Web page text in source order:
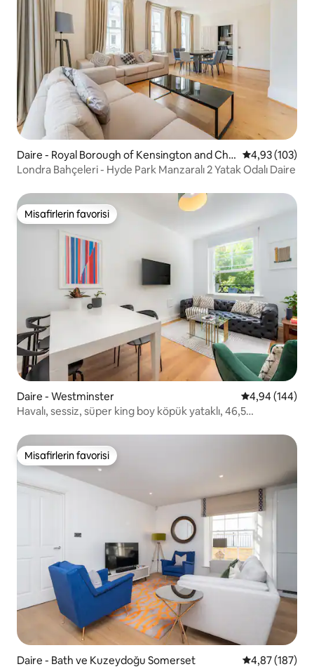
Daire - Royal Borough of Kensington and Chel
sea
5 üzerinden
4,93 (103)
Londra Bahçeleri - Hyde Park Manzaralı 2 Yatak Odalı Daire
Misafirlerin favorisi
Misafirlerin favorisi
Daire - Westminster 5 üzerinden
4,94 (144)
Havalı, sessiz, süper king boy köpük yataklı, 46,5
Misafirlerin favorisi
Misafirlerin favorisi
Daire - Bath ve Kuzeydoğu Somerset 5 üzerinden
4,87 (187)